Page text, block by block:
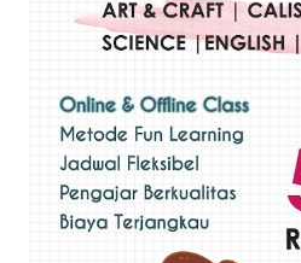
menggunakan bahan dasar cat air, cat
sapuan warna cat yang tebal. Dengan
pelukis untuk menghasilkan lukisan
bernilai tinggi. Ciri teknik plakat Ciri-ciri
warna yang kental dan tebal. Hasil
medianya Mem...